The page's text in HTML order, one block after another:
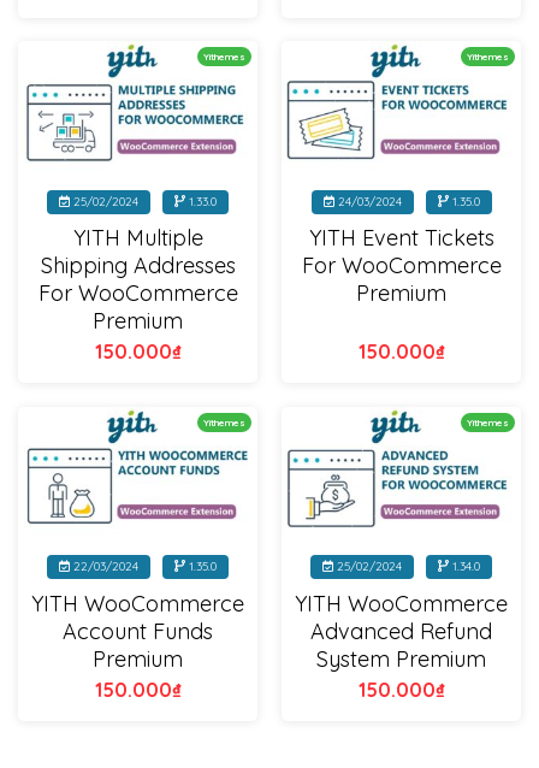
Yithemes
25/02/2024 1.33.0
YITH Multiple
Shipping Addresses
For WooCommerce
Premium
150.000₫
Yithemes
24/03/2024 1.35.0
YITH Event Tickets
For WooCommerce
Premium
150.000₫
Yithemes
22/03/2024 1.35.0
YITH WooCommerce
Account Funds
Premium
150.000₫
Yithemes
25/02/2024 1.34.0
YITH WooCommerce
Advanced Refund
System Premium
150.000₫